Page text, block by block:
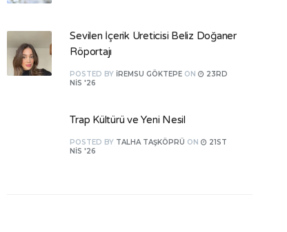
Sevilen İçerik Üreticisi Beliz Doğaner
Röportajı
POSTED BY İREMSU GÖKTEPE ON
23RD
NIS '26
Trap Kültürü ve Yeni Nesil
POSTED BY TALHA TAŞKÖPRÜ ON
21ST
NIS '26